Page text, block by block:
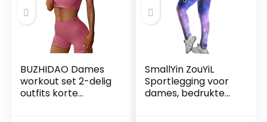
BUZHIDAO Dames
workout set 2-delig
outfits korte
SmallYin ZouYiL
Sportlegging voor
dames, bedrukte